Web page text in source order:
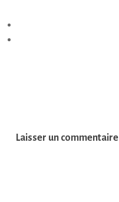
Laisser un commentaire